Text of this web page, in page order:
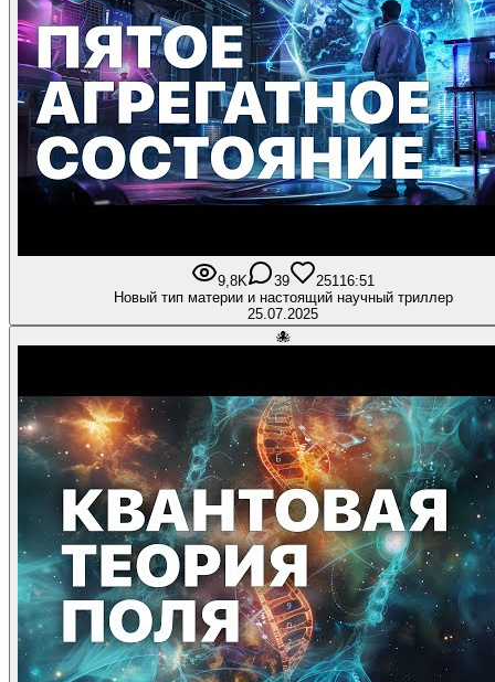
9,8K 39 251 16:51
Новый тип материи и настоящий научный триллер
25.07.2025
🐙